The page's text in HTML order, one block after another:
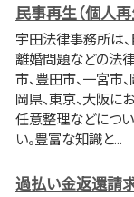
民事再生（個人
宇田法律事務所は、
離婚問題などの法律
市、豊田市、一宮市
岡県、東京、大阪に
任意整理などにつ
い。豊富な知識と...
過払い金返還請